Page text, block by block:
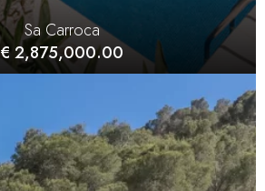
Sa Carroca
€ 2,875,000.00